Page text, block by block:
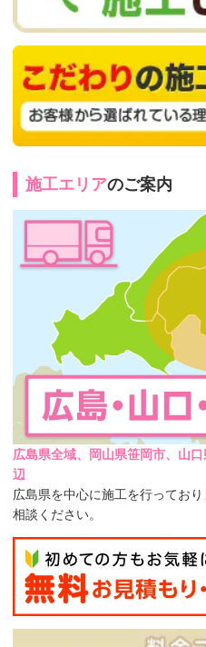
施工エリアのご案内
広島県全域、岡山県笹岡市、山
辺
広島県を中心に施工を行ってお
相談ください。